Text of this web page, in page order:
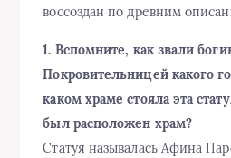
воссоздан по древним
1. Вспомните, как звали
Покровительницей какого
каком храме стояла эта
был расположен храм?
Статуя называлась Афина